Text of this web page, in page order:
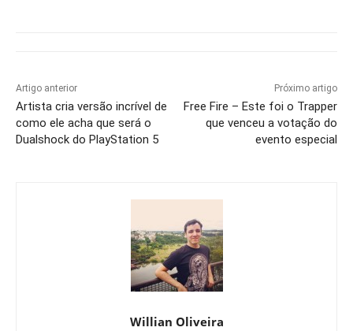
Artigo anterior
Artista cria versão incrível de
como ele acha que será o
Dualshock do PlayStation 5
Próximo artigo
Free Fire – Este foi o Trapper
que venceu a votação do
evento especial
Willian Oliveira